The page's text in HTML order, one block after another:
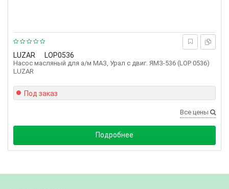
LUZAR LOP0536
Насос масляный для а/м МАЗ, Урал с двиг. ЯМЗ-536 (LOP 0536)
LUZAR
Под заказ
Все цены
Подробнее